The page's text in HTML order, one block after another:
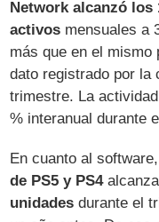
Network alcanzó
activos mensuales a
más que en el mismo
dato registrado por la
trimestre. La
% interanual durante
En cuanto al
de PS5 y PS4
unidades durante el